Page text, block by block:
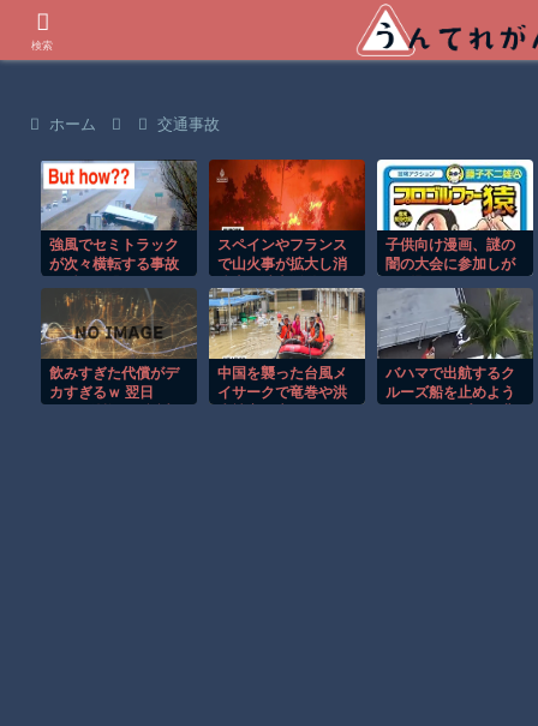
ホーム 交通事故
強風でセミトラック
が次々横転する事故
る！！
スペインやフランス
で山火事が拡大し消
子供向け漫画、謎の
闇の大会に参加しが
飲みすぎた代償がデ
カすぎるｗ 翌日
中国を襲った台風メ
イサークで竜巻や洪
バハマで出航するク
ルーズ船を止めよう
検索